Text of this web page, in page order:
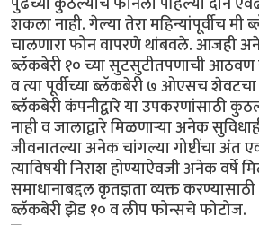
शकला नाही. गेल्या तेरा महिन्यांपूर्वीच मी
चालणारा फोन वापरणे थांबवले. आजही
ब्लॅकबेरी १० च्या सुटसुटीतपणाची
व त्या पूर्वीच्या ब्लॅकबेरी ७ ओएसच
ब्लॅकबेरी कंपनीद्वारे या उपकरणांसाठी
नाही व जालाद्वारे मिळणार्‍या अनेक
जीवनातल्या अनेक चांगल्या गोष्टींचा अंत
त्याविषयी निराश होण्याऐवजी अनेक वर्षे
समाधानाबद्दल कृतज्ञता व्यक्त
ब्लॅकबेरी झेड १० व लीप फोन्सचे फोटोज.